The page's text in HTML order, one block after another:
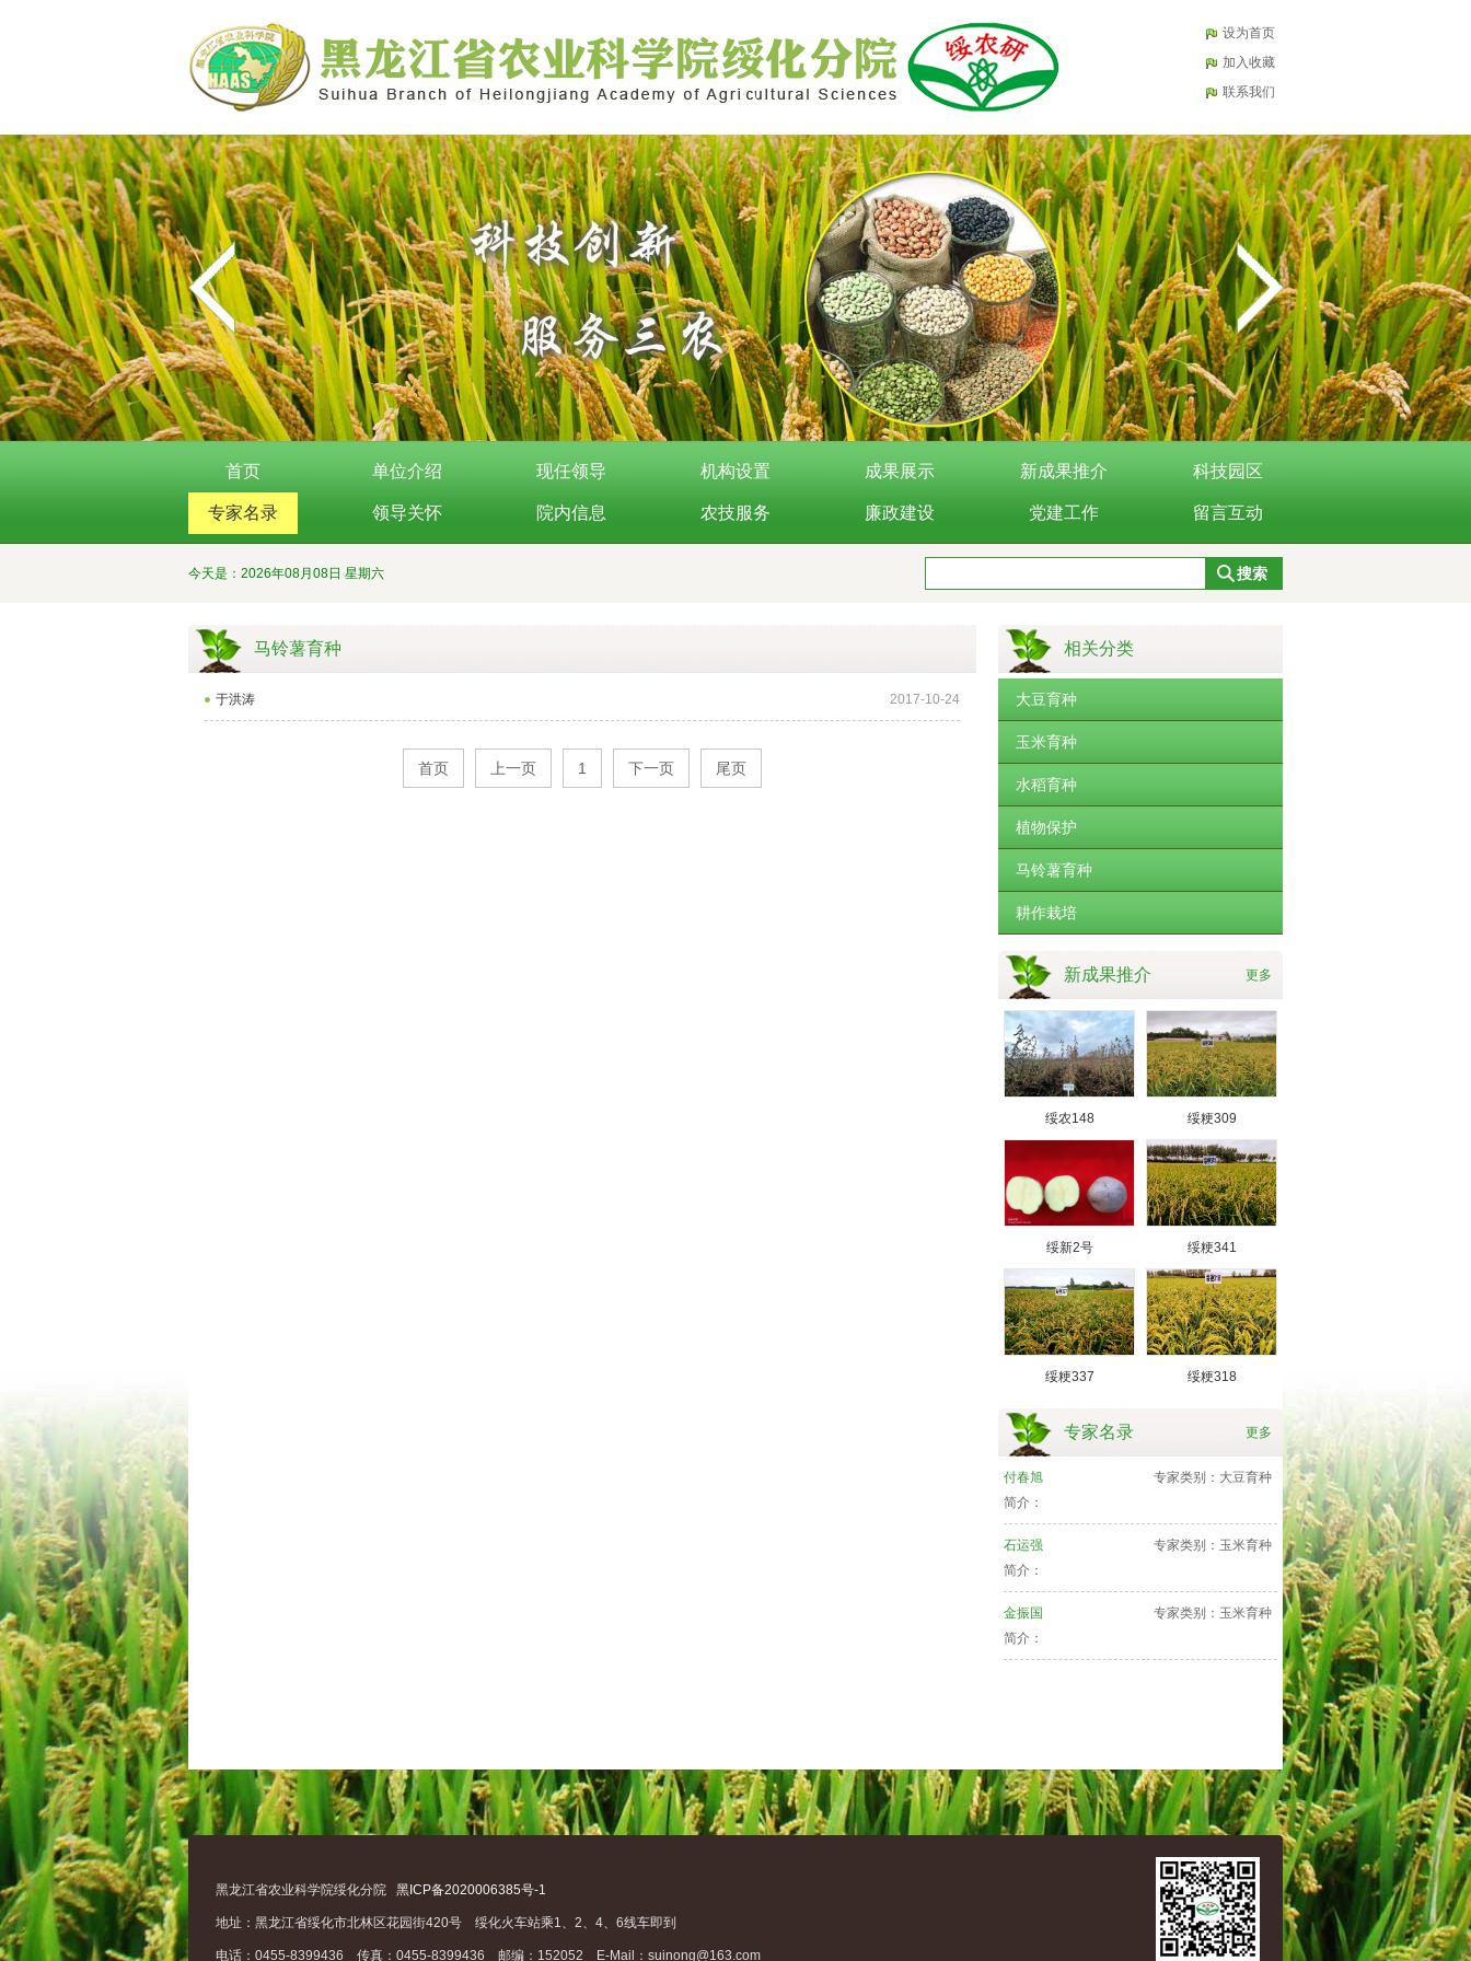
设为首页
加入收藏
联系我们
首页 单位介绍 现任领导 机构设置 成果展示 新成果推介 科技园区
专家名录 领导关怀 院内信息 农技服务 廉政建设 党建工作 留言互动
今天是：2026年08月08日 星期六
马铃薯育种
于洪涛 2017-10-24
首页 上一页 1 下一页 尾页
相关分类
大豆育种
玉米育种
水稻育种
植物保护
马铃薯育种
耕作栽培
新成果推介 更多
绥农148 绥粳309
绥新2号 绥粳341
绥粳337 绥粳318
专家名录 更多
付春旭
专家类别：大豆育种
简介：
石运强
专家类别：玉米育种
简介：
金振国
专家类别：玉米育种
简介：
黑龙江省农业科学院绥化分院 黑ICP备2020006385号-1
地址：黑龙江省绥化市北林区花园街420号 绥化火车站乘1、2、4、6线车即到
电话：0455-8399436 传真：0455-8399436 邮编：152052 E-Mail：suinong@163.com